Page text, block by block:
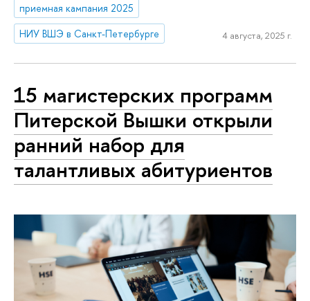
приемная кампания 2025
НИУ ВШЭ в Санкт-Петербурге
4 августа, 2025 г.
15 магистерских программ
Питерской Вышки открыли
ранний набор для
талантливых абитуриентов